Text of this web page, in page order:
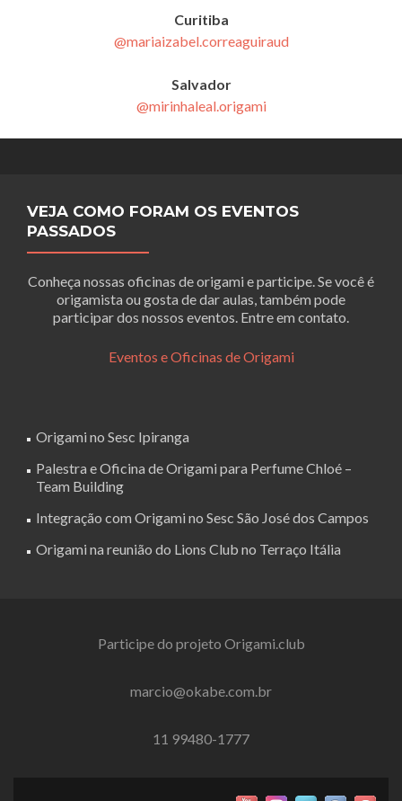
Curitiba
@mariaizabel.correaguiraud
Salvador
@mirinhaleal.origami
VEJA COMO FORAM OS EVENTOS
PASSADOS
Conheça nossas oficinas de origami e participe. Se você é
origamista ou gosta de dar aulas, também pode
participar dos nossos eventos. Entre em contato.
Eventos e Oficinas de Origami
Origami no Sesc Ipiranga
Palestra e Oficina de Origami para Perfume Chloé –
Team Building
Integração com Origami no Sesc São José dos Campos
Origami na reunião do Lions Club no Terraço Itália
Participe do projeto Origami.club
marcio@okabe.com.br
11 99480-1777